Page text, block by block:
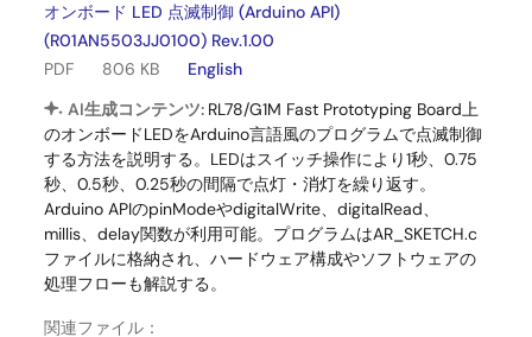
オンボード LED 点滅制御 (Arduino API)
(R01AN5503JJ0100) Rev.1.00
PDF
806 KB
English
AI生成コンテンツ: RL78/G1M Fast Prototyping Board上
のオンボードLEDをArduino言語風のプログラムで点滅制御
する方法を説明する。LEDはスイッチ操作により1秒、0.75
秒、0.5秒、0.25秒の間隔で点灯・消灯を繰り返す。
Arduino APIのpinModeやdigitalWrite、digitalRead、
millis、delay関数が利用可能。プログラムはAR_SKETCH.c
ファイルに格納され、ハードウェア構成やソフトウェアの
処理フローも解説する。
関連ファイル：